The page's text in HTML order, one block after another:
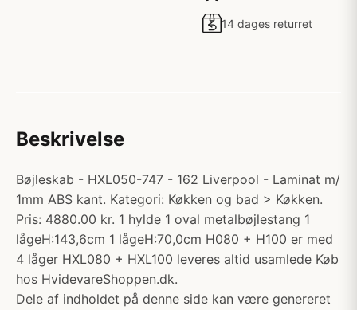
14 dages returret
Beskrivelse
Bøjleskab - HXL050-747 - 162 Liverpool - Laminat m/
1mm ABS kant. Kategori: Køkken og bad > Køkken.
Pris: 4880.00 kr. 1 hylde 1 oval metalbøjlestang 1
lågeH:143,6cm 1 lågeH:70,0cm H080 + H100 er med
4 låger HXL080 + HXL100 leveres altid usamlede Køb
hos HvidevareShoppen.dk.
Dele af indholdet på denne side kan være genereret